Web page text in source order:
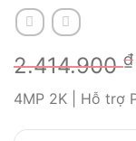
2.414.900₫
4MP 2K | Hỗ trợ